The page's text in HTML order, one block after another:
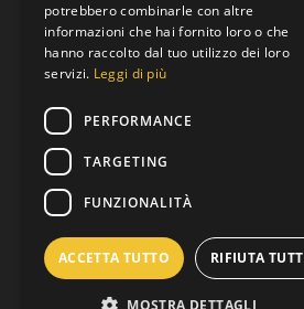
Padova, Veneto, Italia
Via Brenta
P.IVA: 05343530282
potrebbero combinarle con altre
informazioni che hai fornito loro o che
hanno raccolto dal tuo utilizzo dei loro
servizi. Leggi di più
PERFORMANCE
TARGETING
FUNZIONALITÀ
ACCETTA TUTTO RIFIUTA
MOSTRA DETTAGLI